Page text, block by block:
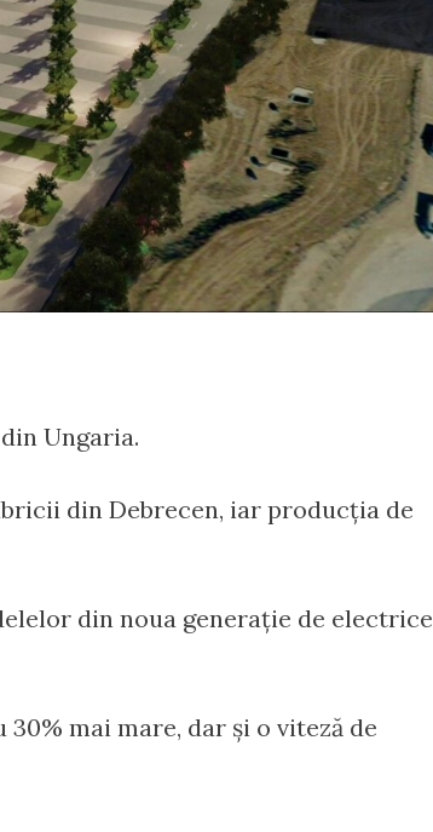
Ungaria.
din Debrecen, iar producția de
din noua generație de electrice
mai mare, dar și o viteză de